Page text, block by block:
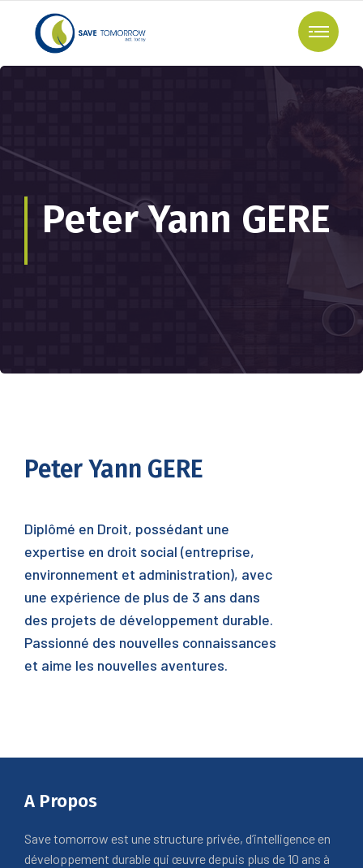
Peter Yann GERE
Peter Yann GERE
Diplômé en Droit, possédant une
expertise en droit social (entreprise,
environnement et administration), avec
une expérience de plus de 3 ans dans
des projets de développement durable.
Passionné des nouvelles connaissances
et aime les nouvelles aventures.
A Propos
Save tomorrow est une structure privée, d’intelligence en
développement durable qui œuvre depuis plus de 10 ans à